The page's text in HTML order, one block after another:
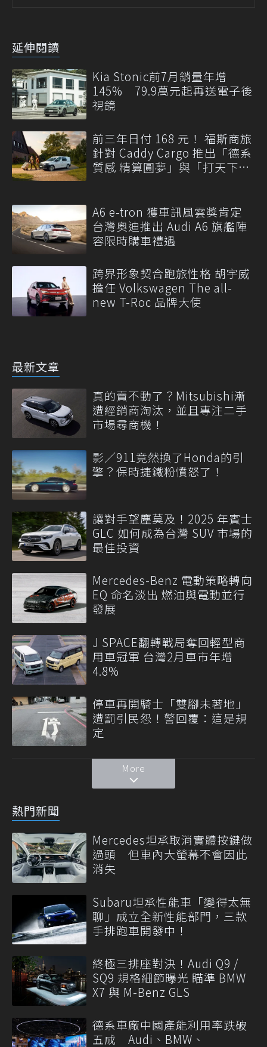
延伸閱讀
Kia Stonic前7月銷量年增
145% 79.9萬元起再送電子後
視鏡
前三年日付 168 元！ 福斯商旅
針對 Caddy Cargo 推出「德系
質感 精算圓夢」與「打天下」
A6 e-tron 獲車訊風雲獎肯定
台灣奧迪推出 Audi A6 旗艦陣
容限時購車禮遇
跨界形象契合跑旅性格 胡宇威
擔任 Volkswagen The all-
new T-Roc 品牌大使
最新文章
真的賣不動了？Mitsubishi漸
遭經銷商淘汰，並且專注二手
市場尋商機！
影／911竟然換了Honda的引
擎？保時捷鐵粉憤怒了！
讓對手望塵莫及！2025 年賓士
GLC 如何成為台灣 SUV 市場的
最佳投資
Mercedes-Benz 電動策略轉向
EQ 命名淡出 燃油與電動並行
發展
J SPACE翻轉戰局奪回輕型商
用車冠軍 台灣2月車市年增
4.8%
停車再開騎士「雙腳未著地」
遭罰引民怨！警回覆：這是規
定
More
熱門新聞
Mercedes坦承取消實體按鍵做
過頭 但車內大螢幕不會因此
消失
Subaru坦承性能車「變得太無
聊」成立全新性能部門，三款
手排跑車開發中！
終極三排座對決！Audi Q9 /
SQ9 規格細節曝光 瞄準 BMW
X7 與 M-Benz GLS
德系車廠中國產能利用率跌破
五成 Audi、BMW、